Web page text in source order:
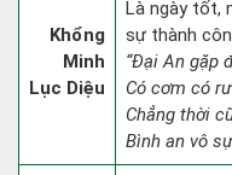
Khổng
Minh
Lục Diệu
Là ngày tốt,
sự thành
“Đại An gặp
Có cơm có
Chẳng thời
Bình an vô